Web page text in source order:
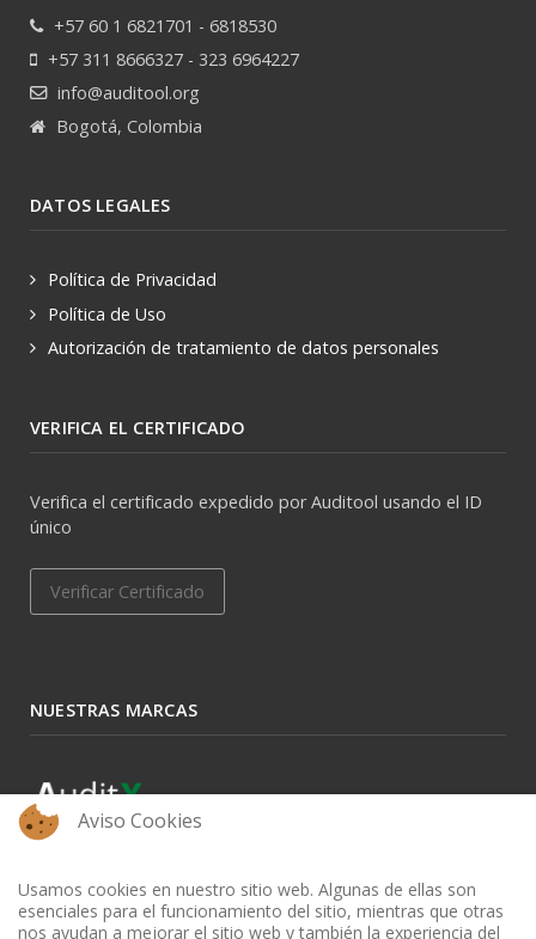
+57 60 1 6821701 - 6818530
+57 311 8666327 - 323 6964227
info@auditool.org
Bogotá, Colombia
DATOS LEGALES
Política de Privacidad
Política de Uso
Autorización de tratamiento de datos personales
VERIFICA EL CERTIFICADO
Verifica el certificado expedido por Auditool usando el ID
único
Verificar Certificado
NUESTRAS MARCAS
Aviso Cookies
Usamos cookies en nuestro sitio web. Algunas de ellas son
esenciales para el funcionamiento del sitio, mientras que otras
nos ayudan a mejorar el sitio web y también la experiencia del